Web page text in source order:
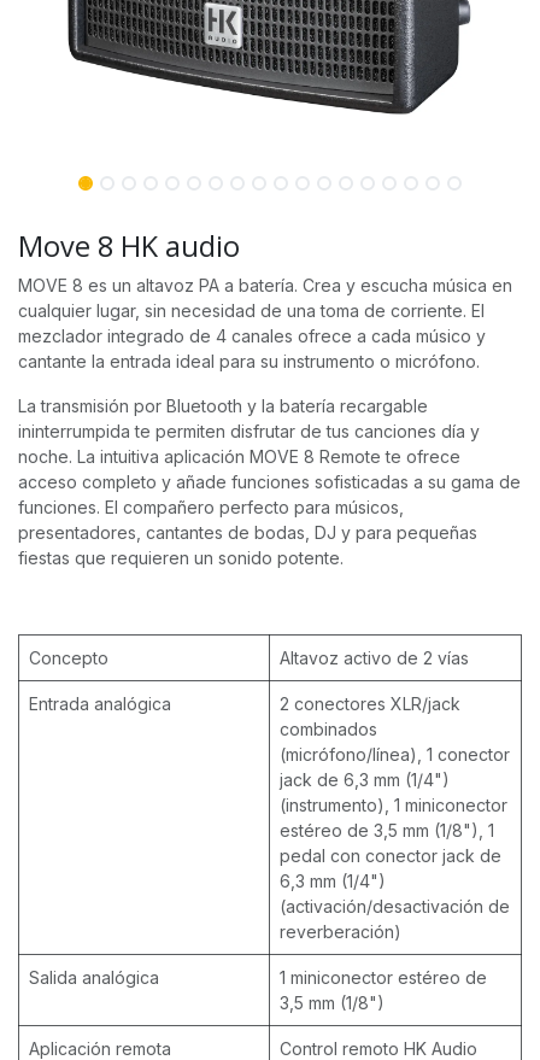
Move 8 HK audio
MOVE 8 es un altavoz PA a batería. Crea y escucha música en
cualquier lugar, sin necesidad de una toma de corriente. El
mezclador integrado de 4 canales ofrece a cada músico y
cantante la entrada ideal para su instrumento o micrófono.
La transmisión por Bluetooth y la batería recargable
ininterrumpida te permiten disfrutar de tus canciones día y
noche. La intuitiva aplicación MOVE 8 Remote te ofrece
acceso completo y añade funciones sofisticadas a su gama de
funciones. El compañero perfecto para músicos,
presentadores, cantantes de bodas, DJ y para pequeñas
fiestas que requieren un sonido potente.
Concepto Altavoz activo de 2 vías
Entrada analógica
2 conectores XLR/jack
combinados
(micrófono/línea), 1 conector
jack de 6,3 mm (1/4")
(instrumento), 1 miniconector
estéreo de 3,5 mm (1/8"), 1
pedal con conector jack de
6,3 mm (1/4")
(activación/desactivación de
reverberación)
Salida analógica
1 miniconector estéreo de
3,5 mm (1/8")
Aplicación remota
Control remoto HK Audio